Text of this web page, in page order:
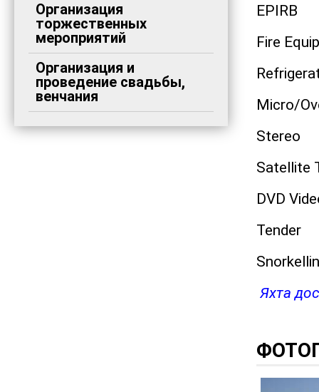
Организация
торжественных
мероприятий
Организация и
проведение свадьбы,
венчания
EPIRB
Fire
Micro/
Stereo
Satellite
DVD
Tender
Яхта